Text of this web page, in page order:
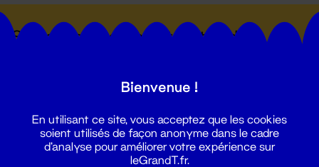
Suivez toutes les actualités du
Bienvenue !
En utilisant ce site, vous acceptez que les cookies
soient utilisés de façon anonyme dans le cadre
d'analyse pour améliorer votre expérience sur
leGrandT.fr.